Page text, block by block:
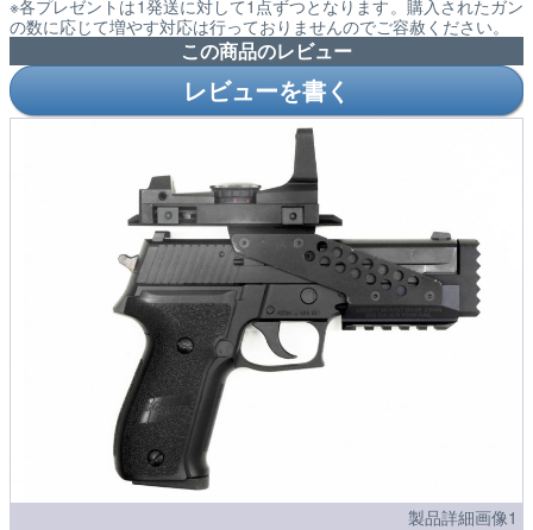
※各プレゼントは1発送に対して1点ずつとなります。購入されたガン
の数に応じて増やす対応は行っておりませんのでご容赦ください。
この商品のレビュー
レビューを書く
製品詳細画像1